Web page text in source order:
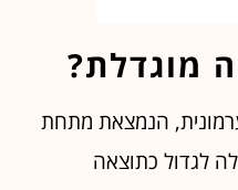
מוגדלת?
הנמצאת מתחת
לגדול כתוצאה